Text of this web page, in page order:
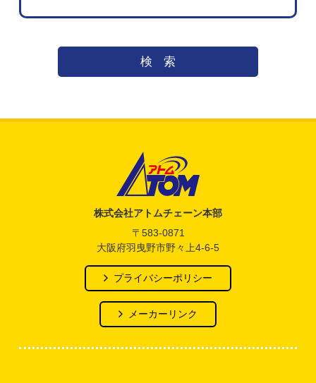
検索
株式会社アトムチェーン本部
〒583-0871
大阪府羽曳野市野々上4-6-5
プライバシーポリシー
メーカーリンク